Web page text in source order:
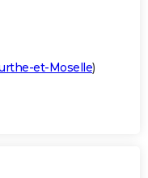
et-Moselle)